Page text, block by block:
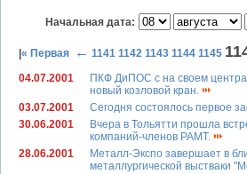
Начальная дата:
« Первая ← 1141 1142 1143 1144 1145
04.07.2001
ПКФ ДиПОС с на своем
новый козловой кран.
03.07.2001
Сегодня состоялось первое
30.06.2001
Вчера в Тольятти прошла
компаний-членов РАМТ.
28.06.2001
Металл-Экспо завершает в
металлургической выстваки